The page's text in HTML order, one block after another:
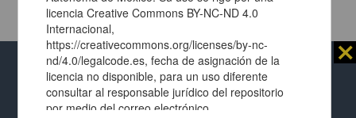
Al usar este repositorio estás aceptando sus
términos y condiciones de uso, y te obligas a
respetar los derechos expresados en las
⨯
Repositorio Institucional de la
licencia Creative Commons BY-NC-ND 4.0
Internacional,
https://creativecommons.org/licenses/by-nc-
nd/4.0/legalcode.es, fecha de asignación de la
licencia no disponible, para un uso diferente
consultar al responsable jurídico del repositorio
por medio del correo electrónico